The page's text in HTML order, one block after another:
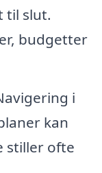
til slut.
budgetter
i
kan
stiller ofte